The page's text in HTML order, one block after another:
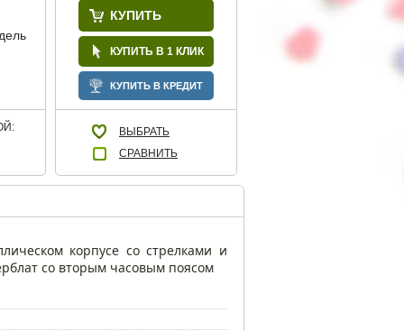
КУПИТЬ
КУПИТЬ В 1 КЛИК
КУПИТЬ В КРЕДИТ
ВЫБРАТЬ
СРАВНИТЬ
корпусе со стрелками и
со вторым часовым поясом